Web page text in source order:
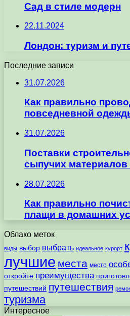
Сад в стиле модерн
22.11.2024
Лондон: туризм и
Последние записи
31.07.2026
Как правильно
повседневной
31.07.2026
Поставки
сыпучих материалов
28.07.2026
Как правильно
плащи в домашних
Облако меток
виды выбор выбрать идеальное курорт
лучшие места место
откройте преимущества
путешествий путешествия
туризма
Интересное